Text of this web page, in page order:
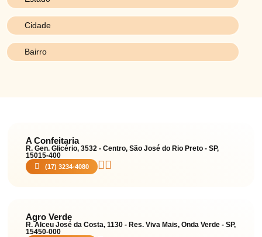
A Confeitaria
R. Gen. Glicério, 3532 - Centro, São José do Rio Preto - SP,
15015-400
(17) 3234-4080
Agro Verde
R. Alceu José da Costa, 1130 - Res. Viva Mais, Onda Verde - SP,
15450-000